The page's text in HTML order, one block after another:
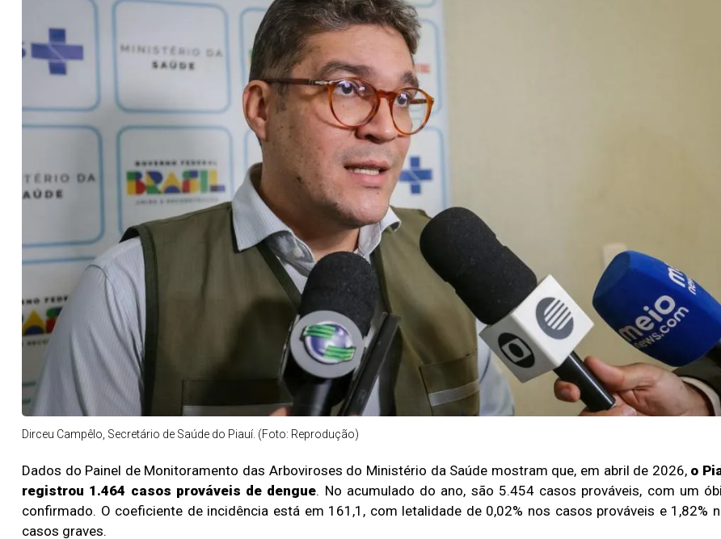
Dirceu Campêlo, Secretário de Saúde do Piauí. (Foto: Reprodução)
Dados do Painel de Monitoramento das Arboviroses do Ministério da Saúde mostram que, em abril de 2026, o
registrou 1.464 casos prováveis de dengue. No acumulado do ano, são 5.454 casos prováveis, com um
confirmado. O coeficiente de incidência está em 161,1, com letalidade de 0,02% nos casos prováveis e 1,82%
casos graves.